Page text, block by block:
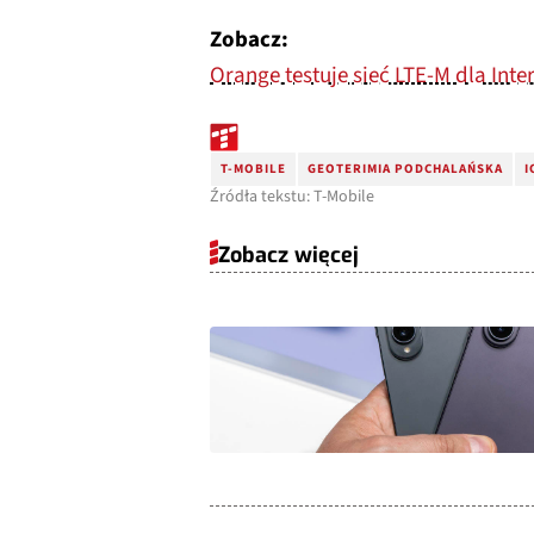
Zobacz:
Orange testuje sieć LTE-M dla
T-MOBILE GEOTERIMIA PODCHALAŃSKA
Źródła tekstu: T-Mobile
Zobacz więcej